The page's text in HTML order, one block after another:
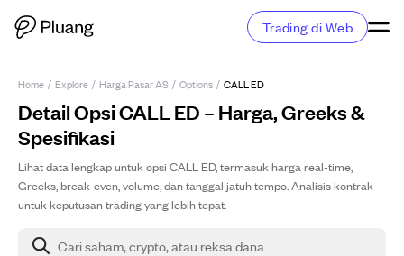
Trading di Web
Home / Explore / Harga Pasar AS / Options / CALL ED
Detail Opsi CALL ED – Harga, Greeks &
Spesifikasi
Lihat data lengkap untuk opsi CALL ED, termasuk harga real-time,
Greeks, break-even, volume, dan tanggal jatuh tempo. Analisis kontrak
untuk keputusan trading yang lebih tepat.
Cari saham, crypto, atau reksa dana